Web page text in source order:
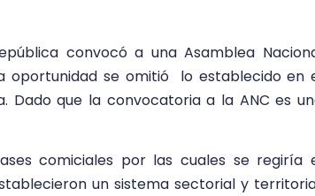
convocó a una Asamblea
oportunidad se omitió lo establecido en
Dado que la convocatoria a la ANC es
comiciales por las cuales se regiría
un sistema sectorial y